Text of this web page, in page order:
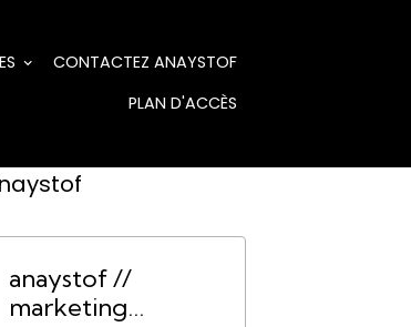
CONTACTEZ ANAYSTOF
PLAN D'ACCÈS
anaystof //
marketing